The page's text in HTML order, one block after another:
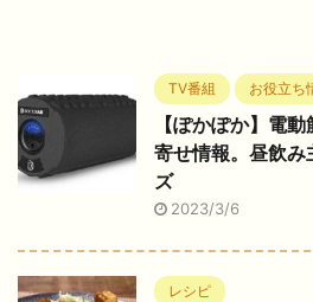
TV番組 お役立ち
【ぽかぽか】電
寄せ情報。昼飲み
ズ
2023/3/6
レシピ